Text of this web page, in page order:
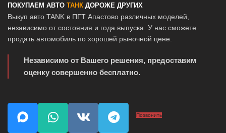
ПОКУПАЕМ АВТО ТАНК ДОРОЖЕ ДРУГИХ
Выкуп авто TANK в ПГТ Апастово различных моделей,
независимо от состояния и года выпуска. У нас сможете
продать автомобиль по хорошей рыночной цене.
Независимо от Вашего решения, предоставим
оценку совершенно бесплатно.
Позвонить